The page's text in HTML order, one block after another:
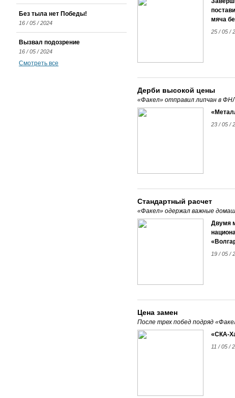
мяча
25 / 05 /
Дерби высокой цены
«Факел» отправил липчан в
23 / 05 /
Стандартный расчет
«Факел» одержал важные
Двумя
19 / 05 /
Цена замен
После трех побед подряд
«СКА-
11 / 05 /
Без тыла нет Победы!
16 / 05 / 2024
Вызвал подозрение
16 / 05 / 2024
Смотреть все